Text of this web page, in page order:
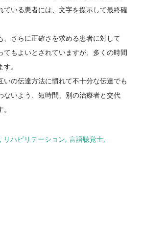
いる患者には、文字を提示して最終確
、さらに正確さを求める患者に対して
てもよいとされていますが、多くの時間
。
いの伝達方法に慣れて不十分な伝達でも
ないよう、短時間、別の治療者と交代
リハビリテーション 言語聴覚士